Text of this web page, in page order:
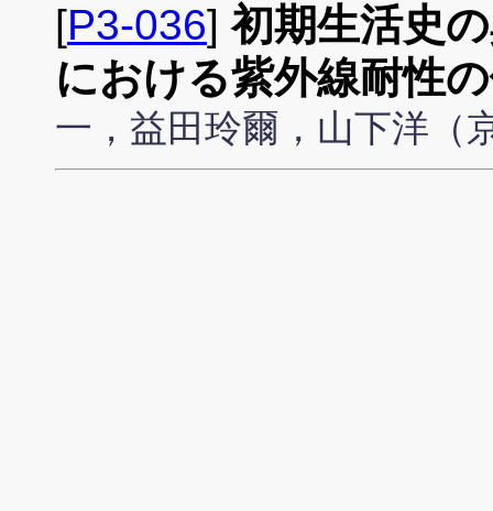
[P3-036]初期生活史
における紫外線耐性
一，益田玲爾，山下洋（